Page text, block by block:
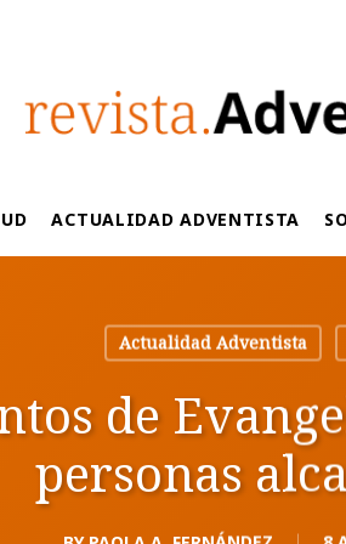
ACTUALIDAD ADVENTISTA
Actualidad Adventista
de
personas